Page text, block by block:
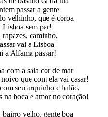
passar a gente
velhinho, que é coroa
Lisboa sem par!
rapazes, caminho,
vai a Lisboa
a Alfama passar!
com a saia cor de mar
que com ela vai casar!
seu arquinho e balão,
na boca e amor no coração!
velho, gente boa